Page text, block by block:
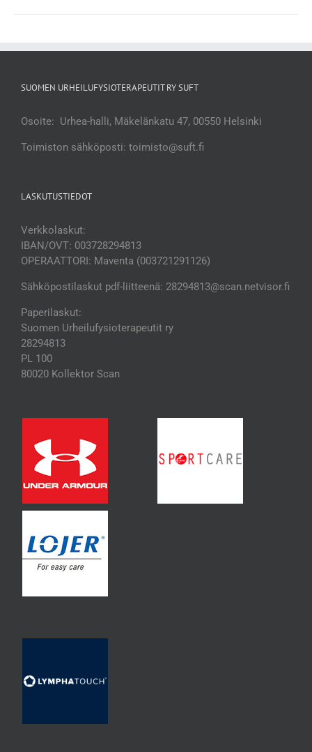
SUOMEN URHEILUFYSIOTERAPEUTIT RY SUFT
Osoite: Urhea-halli, Mäkelänkatu 47, 00550 Helsinki
Toimiston sähköposti: toimisto@suft.fi
LASKUTUSTIEDOT
Verkkolaskut:
IBAN/OVT: 003728294813
OPERAATTORI: Maventa (003721291126)
Sähköpostilaskut pdf-liitteenä: 28294813@scan.netvisor.fi
Paperilaskut:
Suomen Urheilufysioterapeutit ry
28294813
PL 100
80020 Kollektor Scan